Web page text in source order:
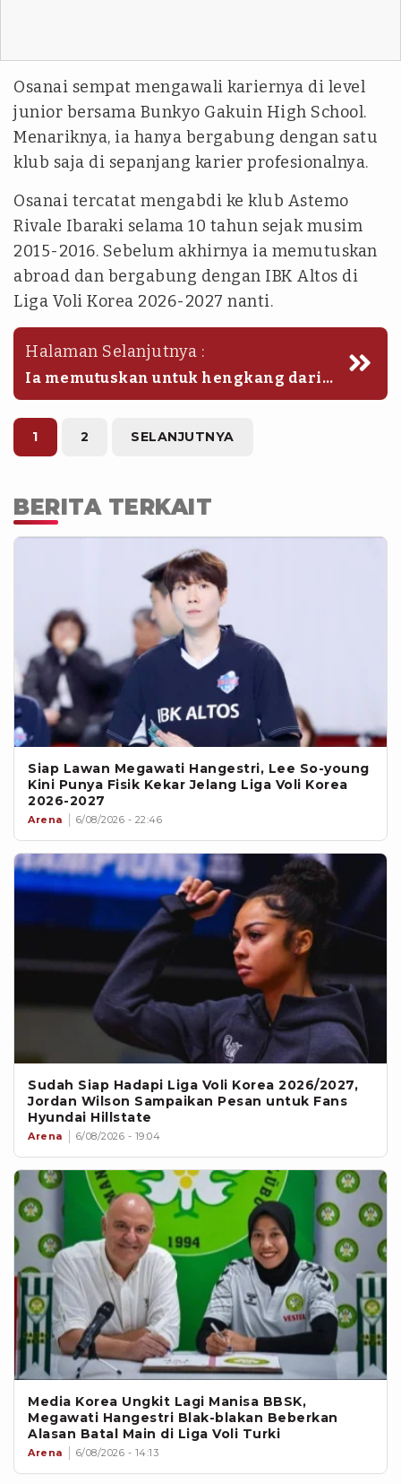
Osanai sempat mengawali kariernya di level
junior bersama Bunkyo Gakuin High School.
Menariknya, ia hanya bergabung dengan satu
klub saja di sepanjang karier profesionalnya.
Osanai tercatat mengabdi ke klub Astemo
Rivale Ibaraki selama 10 tahun sejak musim
2015-2016. Sebelum akhirnya ia memutuskan
abroad dan bergabung dengan IBK Altos di
Liga Voli Korea 2026-2027 nanti.
Halaman Selanjutnya :
Ia memutuskan untuk hengkang dari
Astemo Rivale Ibaraki usai timnya
bertengger di peringkat kesepuluh di
klasemen akhir babak reguler Liga
Voli Jepang 2025-2026.
1 2 SELANJUTNYA
BERITA TERKAIT
Siap Lawan Megawati Hangestri, Lee So-young
Kini Punya Fisik Kekar Jelang Liga Voli Korea
2026-2027
Arena 6/08/2026 - 22:46
Sudah Siap Hadapi Liga Voli Korea 2026/2027,
Jordan Wilson Sampaikan Pesan untuk Fans
Hyundai Hillstate
Arena 6/08/2026 - 19:04
Media Korea Ungkit Lagi Manisa BBSK,
Megawati Hangestri Blak-blakan Beberkan
Alasan Batal Main di Liga Voli Turki
Arena 6/08/2026 - 14:13